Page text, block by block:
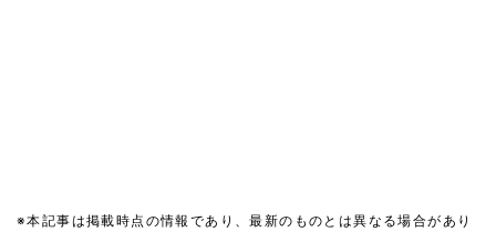
※本記事は掲載時点の情報であり、最新のものとは異なる場合があり